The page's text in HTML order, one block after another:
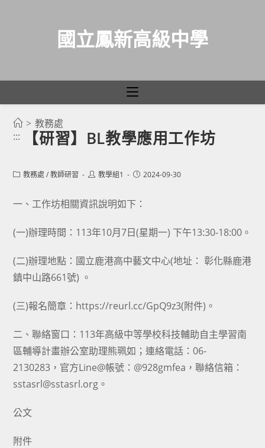
國立鳳新高級中學
> 教務處
:::
【研習】BL教學應用工作坊
Post教務處 / 教師研習
Post教學組1
Post2024-09-30
一、工作坊相關資訊說明如下：
(一)辦理時間：113年10月7日(星期一) 下午13:30-18:00。
(二)辦理地點：國立鹿港高中藝文中心(地址： 彰化縣鹿港
鎮中山路661號) 。
(三)報名簡章：https://reurl.cc/GpQ9z3(附件)。
二、聯絡窗口：113年高級中等學校科技輔助自主學習南
區輔導計畫辦公室助理熊珮如；連絡電話：06-
2130283，官方Line@帳號：@928gmfea，聯絡信箱：
sstasrl@sstasrl.org。
公文
附件